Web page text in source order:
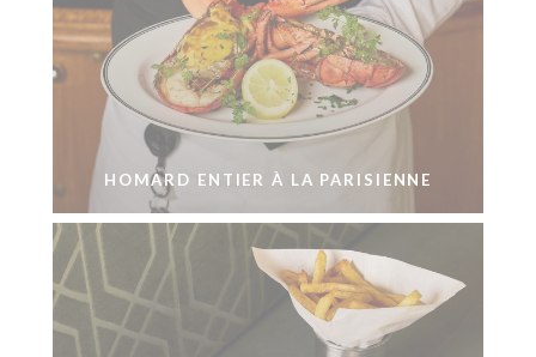
HOMARD ENTIER À LA PARISIENNE